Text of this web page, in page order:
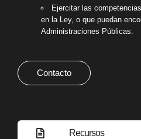
Ejercitar las
en la Ley, o que puedan
Administraciones Públicas.
Contacto
Recursos